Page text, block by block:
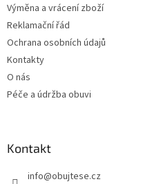
Výměna a vrácení zboží
Reklamační řád
Ochrana osobních údajů
Kontakty
O nás
Péče a údržba obuvi
Kontakt
info@obujtese.cz